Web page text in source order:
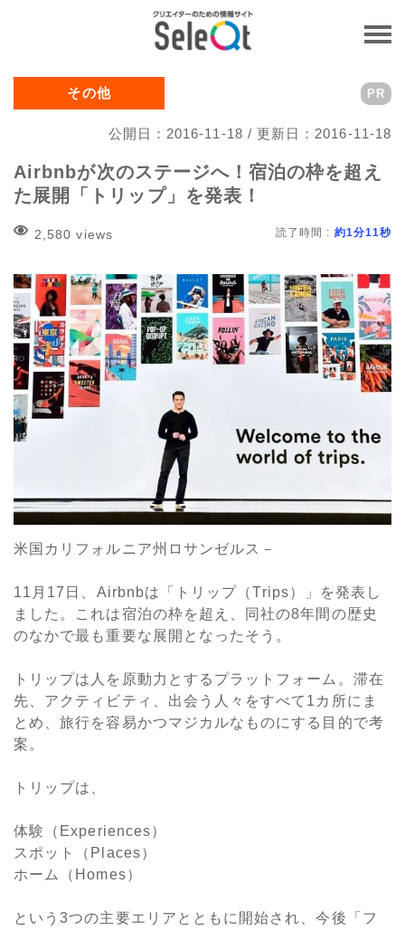
その他
公開日：2016-11-18 / 更新日：2016-11-18
PR
Airbnbが次のステージへ！宿泊の枠を超え
た展開「トリップ」を発表！
2,580 views 読了時間 : 約1分11秒
米国カリフォルニア州ロサンゼルス－
11月17日、Airbnbは「トリップ（Trips）」を発表し
ました。これは宿泊の枠を超え、同社の8年間の歴史
のなかで最も重要な展開となったそう。
トリップは人を原動力とするプラットフォーム。滞在
先、アクティビティ、出会う人々をすべて1カ所にま
とめ、旅行を容易かつマジカルなものにする目的で考
案。
トリップは、
体験（Experiences）
スポット（Places）
ホーム（Homes）
という3つの主要エリアとともに開始され、今後「フ